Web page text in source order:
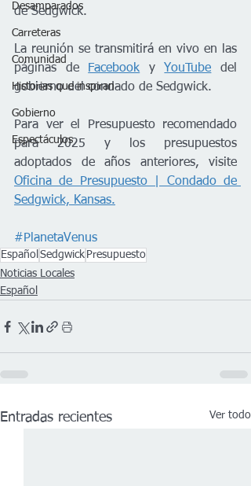
Desamparados
Carreteras
Comunidad
Historias que inspiran
Gobierno
Espectáculos
de Sedgwick.
La reunión se transmitirá en vivo en las
páginas de
Facebook y YouTube del
gobierno del condado de Sedgwick.
Para ver el Presupuesto recomendado
para 2025 y los presupuestos
Oficina de Presupuesto | Condado de
Sedgwick, Kansas.
#PlanetaVenus
Español Sedgwick Presupuesto
Noticias Locales
Español
Entradas recientes Ver todo